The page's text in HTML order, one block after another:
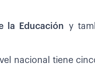
la Educación y
nacional tiene